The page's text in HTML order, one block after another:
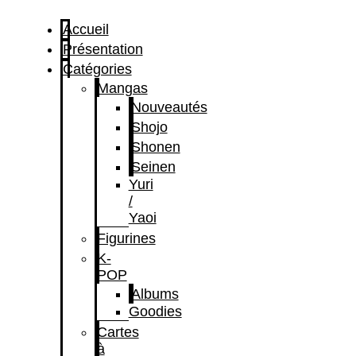
Accueil
Présentation
Catégories
Mangas
Nouveautés
Shojo
Shonen
Seinen
Yuri
/
Yaoi
Figurines
K-
POP
Albums
Goodies
Cartes
à